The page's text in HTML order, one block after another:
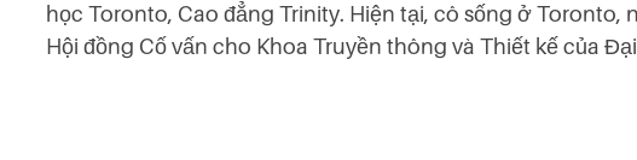
học Toronto, Cao đẳng Trinity. Hiện tại, cô sống ở Toronto,
Hội đồng Cố vấn cho Khoa Truyền thông và Thiết kế của